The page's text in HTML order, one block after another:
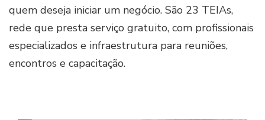
quem deseja iniciar um negócio. São 23 TEIAs,
rede que presta serviço gratuito, com profissionais
especializados e infraestrutura para reuniões,
encontros e capacitação.